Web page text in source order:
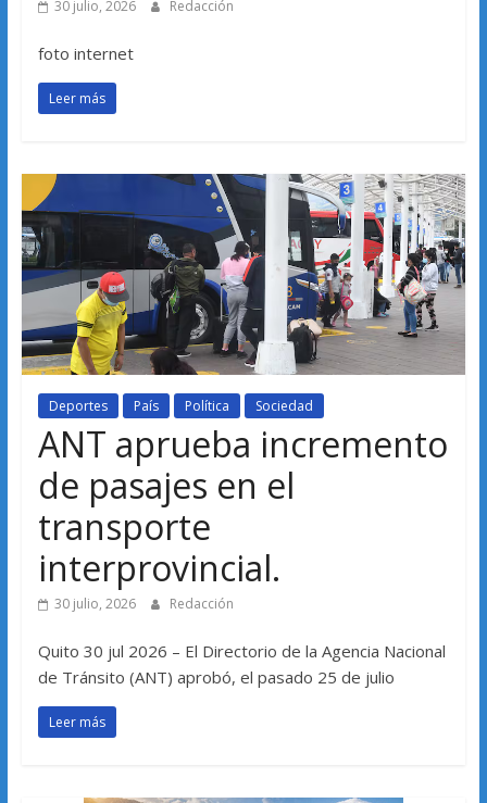
30 julio, 2026 Redacción
foto internet
Leer más
Deportes País Política Sociedad
ANT aprueba incremento
de pasajes en el
transporte
interprovincial.
30 julio, 2026 Redacción
Quito 30 jul 2026 – El Directorio de la Agencia Nacional
de Tránsito (ANT) aprobó, el pasado 25 de julio
Leer más